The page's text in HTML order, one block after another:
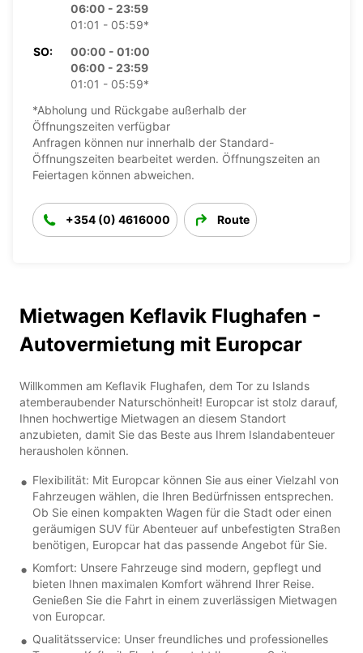
06:00 - 23:59
01:01 - 05:59*
SO:
00:00 - 01:00
06:00 - 23:59
01:01 - 05:59*
*Abholung und Rückgabe außerhalb der
Öffnungszeiten verfügbar
Anfragen können nur innerhalb der Standard-
Öffnungszeiten bearbeitet werden. Öffnungszeiten an
Feiertagen können abweichen.
+354 (0) 4616000 Route
Mietwagen Keflavik Flughafen -
Autovermietung mit Europcar
Willkommen am Keflavik Flughafen, dem Tor zu Islands
atemberaubender Naturschönheit! Europcar ist stolz darauf,
Ihnen hochwertige Mietwagen an diesem Standort
anzubieten, damit Sie das Beste aus Ihrem Islandabenteuer
herausholen können.
Flexibilität: Mit Europcar können Sie aus einer Vielzahl von
Fahrzeugen wählen, die Ihren Bedürfnissen entsprechen.
Ob Sie einen kompakten Wagen für die Stadt oder einen
geräumigen SUV für Abenteuer auf unbefestigten Straßen
benötigen, Europcar hat das passende Angebot für Sie.
Komfort: Unsere Fahrzeuge sind modern, gepflegt und
bieten Ihnen maximalen Komfort während Ihrer Reise.
Genießen Sie die Fahrt in einem zuverlässigen Mietwagen
von Europcar.
Qualitätsservice: Unser freundliches und professionelles